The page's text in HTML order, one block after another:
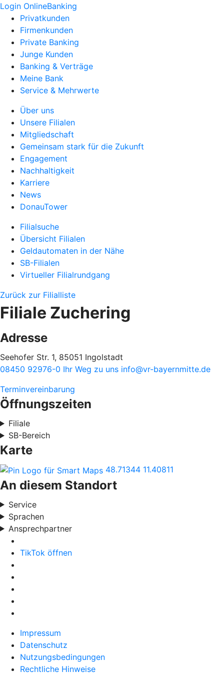
Login OnlineBanking
Privatkunden
Firmenkunden
Private Banking
Junge Kunden
Banking & Verträge
Meine Bank
Service & Mehrwerte
Über uns
Unsere Filialen
Mitgliedschaft
Gemeinsam stark für die Zukunft
Engagement
Nachhaltigkeit
Karriere
News
DonauTower
Filialsuche
Übersicht Filialen
Geldautomaten in der Nähe
SB-Filialen
Virtueller Filialrundgang
Zurück zur Filialliste
Filiale Zuchering
Adresse
Seehofer Str. 1, 85051 Ingolstadt
08450 92976-0 Ihr Weg zu uns info@vr-bayernmitte.de
Terminvereinbarung
Öffnungszeiten
Filiale
SB-Bereich
Karte
48.71344 11.40811
An diesem Standort
Service
Sprachen
Ansprechpartner
TikTok öffnen
Impressum
Datenschutz
Nutzungsbedingungen
Rechtliche Hinweise